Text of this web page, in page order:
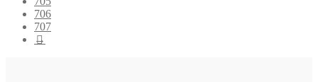
706
707
→